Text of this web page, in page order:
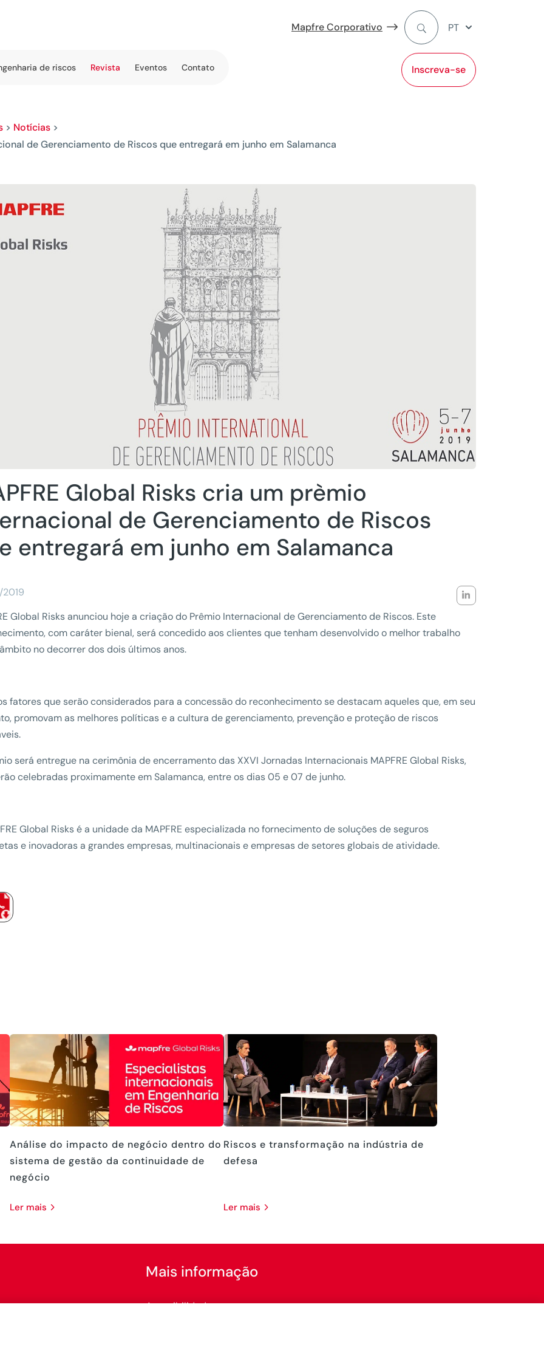
Mapfre Corporativo
Inscreva-se
PT
de riscos Revista Eventos Contato
> Notícias >
de Gerenciamento de Riscos que entregará em junho em Salamanca
Global Risks cria um prèmio
de Gerenciamento de Riscos
entregará em junho em Salamanca
Global Risks anunciou hoje a criação do Prêmio Internacional de Gerenciamento de Riscos. Este
com caráter bienal, será concedido aos clientes que tenham desenvolvido o melhor trabalho
no decorrer dos dois últimos anos.
fatores que serão considerados para a concessão do reconhecimento se destacam aqueles que, em seu
promovam as melhores políticas e a cultura de gerenciamento, prevenção e proteção de riscos
será entregue na cerimônia de encerramento das XXVI Jornadas Internacionais MAPFRE Global Risks,
celebradas proximamente em Salamanca, entre os dias 05 e 07 de junho.
Global Risks é a unidade da MAPFRE especializada no fornecimento de soluções de seguros
e inovadoras a grandes empresas, multinacionais e empresas de setores globais de atividade.
Análise do impacto de negócio dentro do
sistema de gestão da continuidade de
negócio
ler mais
Riscos e transformação na indústria de
defesa
ler mais
Mais informação
Acessibilidade